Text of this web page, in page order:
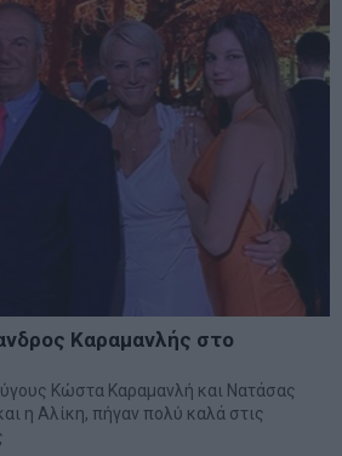
Καραμανλής στο
Κώστα Καραμανλή και Νατάσας
η Αλίκη, πήγαν πολύ καλά στις